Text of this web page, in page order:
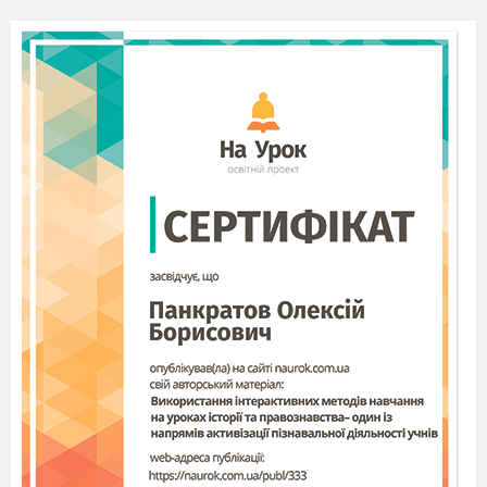
Хелоуін восени. Воно святкується з 31го
жовтня на 1е листопада. Діти перевдягаються в
привидів, відьом, скелетів. Найвідоміша
розвага на Хелоуін «Trick or treat!» (Пригостіть
або пожартуємо!) Діти ходять до сусідів, які
пригощають дітей солодощами, або їх
розігрують.
перегляд тематичних картинок
Abra-dabra: - Let`s repeat with me. Witch,
black cat, broom, pumpkin, bat, skeleton.
діти повторюють за гостею
Trick or treat,
Trick or treat,
Give us something good to eat.
Abra-dabra: - Let`s watch video «Halloween
night».